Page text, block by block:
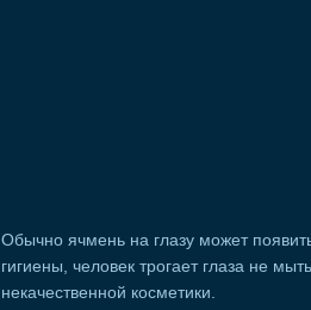
Обычно ячмень на глазу может
гигиены, человек трогает глаза не
некачественной косметики.